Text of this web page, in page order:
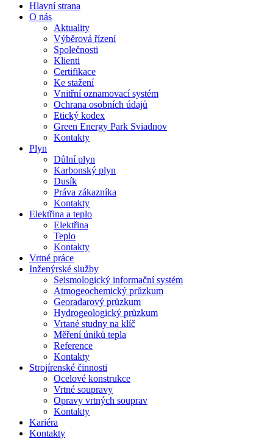
Hlavní strana
O nás
Aktuality
Výběrová řízení
Společnosti
Klienti
Certifikace
Ke stažení
Vnitřní oznamovací systém
Ochrana osobních údajů
Etický kodex
Green Energy Park Sviadnov
Kontakty
Plyn
Důlní plyn
Karbonský plyn
Dusík
Práva zákazníka
Kontakty
Elektřina a teplo
Elektřina
Teplo
Kontakty
Vrtné práce
Inženýrské služby
Seismologický informační systém
Atmogeochemický průzkum
Georadarový průzkum
Hydrogeologický průzkum
Vrtané studny na klíč
Měření úniků tepla
Reference
Kontakty
Strojírenské činnosti
Ocelové konstrukce
Vrtné soupravy
Opravy vrtných souprav
Kontakty
Kariéra
Kontakty